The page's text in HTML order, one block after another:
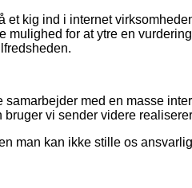
kig ind i internet
mulighed for at ytre en
med en masse
vi sender videre
man kan ikke stille os